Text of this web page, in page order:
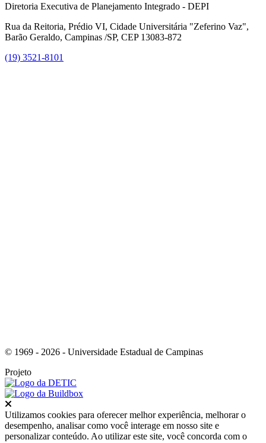
Diretoria Executiva de Planejamento Integrado - DEPI
Rua da Reitoria, Prédio VI, Cidade Universitária "Zeferino Vaz",
Barão Geraldo, Campinas /SP, CEP 13083-872
(19) 3521-8101
© 1969 - 2026 - Universidade Estadual de Campinas
Projeto
Utilizamos cookies para oferecer melhor experiência, melhorar o
desempenho, analisar como você interage em nosso site e
personalizar conteúdo. Ao utilizar este site, você concorda com o